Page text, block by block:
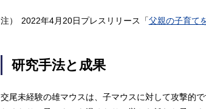
注） 2022年4月20日プレスリリース「父親の子育て
研究手法と成果
交尾未経験の雄マウスは、子マウスに対して攻撃的